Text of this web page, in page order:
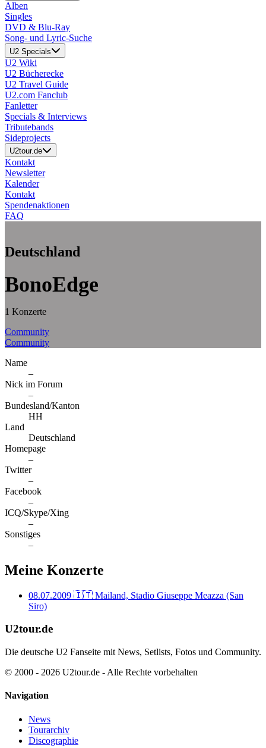
Alben
Singles
DVD & Blu-Ray
Song- und Lyric-Suche
U2 Specials
U2 Wiki
U2 Bücherecke
U2 Travel Guide
U2.com Fanclub
Fanletter
Specials & Interviews
Tributebands
Sideprojects
U2tour.de
Kontakt
Newsletter
Kalender
Kontakt
Spendenaktionen
FAQ
Deutschland
BonoEdge
1 Konzerte
Community
Community
Name
–
Nick im Forum
–
Bundesland/Kanton
HH
Land
Deutschland
Homepage
–
Twitter
–
Facebook
–
ICQ/Skype/Xing
–
Sonstiges
–
Meine Konzerte
08.07.2009 🇮🇹 Mailand, Stadio Giuseppe Meazza (San
Siro)
U2tour.de
Die deutsche U2 Fanseite mit News, Setlists, Fotos und Community.
© 2000 - 2026 U2tour.de - Alle Rechte vorbehalten
Navigation
News
Tourarchiv
Discographie